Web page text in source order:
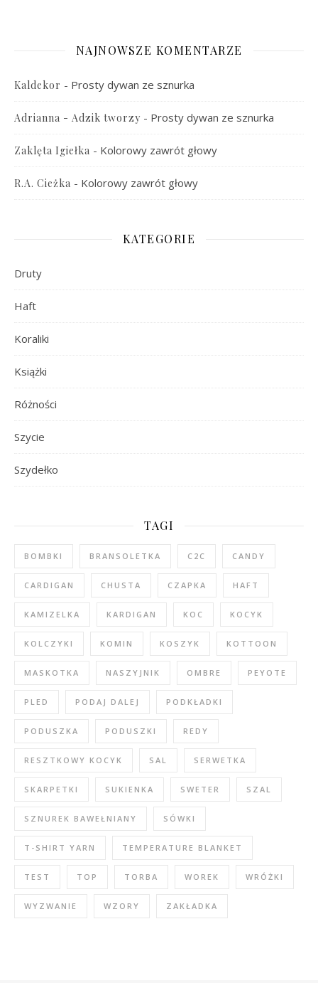
NAJNOWSZE KOMENTARZE
Kaldekor - Prosty dywan ze sznurka
Adrianna - Adzik tworzy - Prosty dywan ze sznurka
Zaklęta Igiełka - Kolorowy zawrót głowy
R.A. Cieżka - Kolorowy zawrót głowy
KATEGORIE
Druty
Haft
Koraliki
Książki
Różności
Szycie
Szydełko
TAGI
BOMBKI BRANSOLETKA C2C CANDY
CARDIGAN CHUSTA CZAPKA HAFT
KAMIZELKA KARDIGAN KOC KOCYK
KOLCZYKI KOMIN KOSZYK KOTTOON
MASKOTKA NASZYJNIK OMBRE PEYOTE
PLED PODAJ DALEJ PODKŁADKI
PODUSZKA PODUSZKI REDY
RESZTKOWY KOCYK SAL SERWETKA
SKARPETKI SUKIENKA SWETER SZAL
SZNUREK BAWEŁNIANY SÓWKI
T-SHIRT YARN TEMPERATURE BLANKET
TEST TOP TORBA WOREK WRÓŻKI
WYZWANIE WZORY ZAKŁADKA